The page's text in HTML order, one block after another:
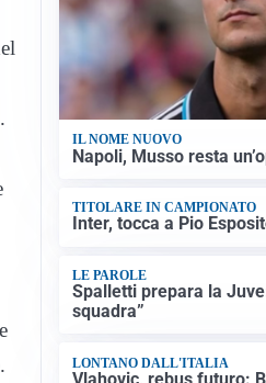
IL NOME NUOVO
Napoli, Musso resta
TITOLARE IN CAMPIONATO
Inter, tocca a Pio
LE PAROLE
Spalletti prepara la
squadra”
LONTANO DALL'ITALIA